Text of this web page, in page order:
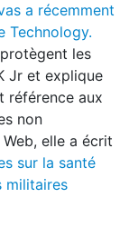
a récemment
Technology.
les
Jr et explique
référence aux
non
elle a écrit
sur la santé
militaires